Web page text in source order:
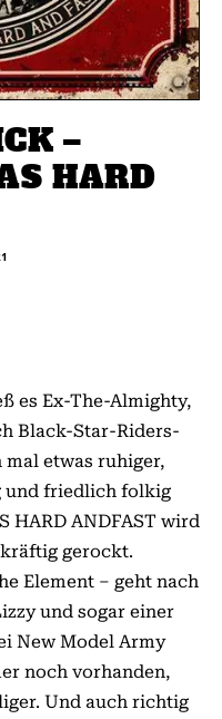
–
HARD
es Ex­-The­-Almighty,
Black­-Star-­Riders­
etwas ruhiger,
und friedlich ­folkig
HARD ANDFAST wird
gerockt.
Element – geht nach
und sogar einer
New Model Army
noch vorhanden,
Und auch richtig